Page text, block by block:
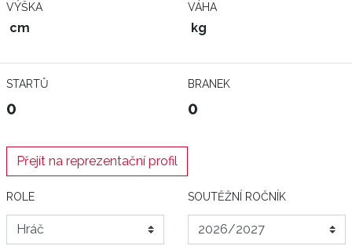
VÝŠKA
cm
VÁHA
kg
STARTŮ
0
BRANEK
0
Přejít na reprezentační profil
ROLE SOUTĚŽNÍ ROČNÍK